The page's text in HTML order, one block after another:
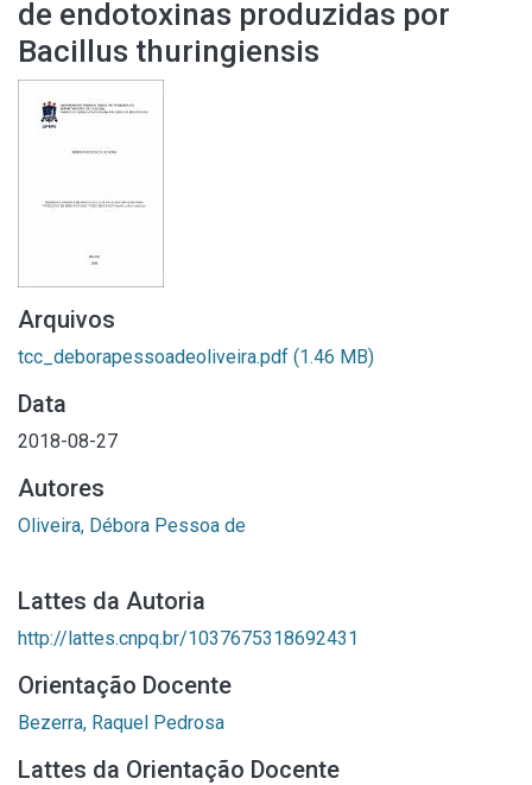
de endotoxinas produzidas por
Bacillus thuringiensis
Arquivos
tcc_deborapessoadeoliveira.pdf (1.46 MB)
Data
2018-08-27
Autores
Oliveira, Débora Pessoa de
Lattes da Autoria
http://lattes.cnpq.br/1037675318692431
Orientação Docente
Bezerra, Raquel Pedrosa
Lattes da Orientação Docente